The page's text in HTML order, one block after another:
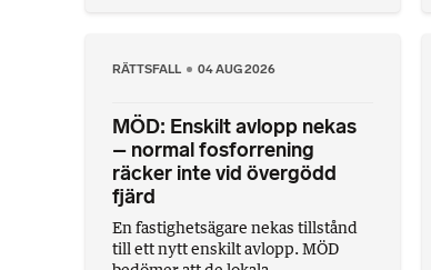
RÄTTSFALL 04 AUG 2026
MÖD: Enskilt avlopp nekas
– normal fosforrening
räcker inte vid övergödd
fjärd
En fastighetsägare nekas tillstånd
till ett nytt enskilt avlopp. MÖD